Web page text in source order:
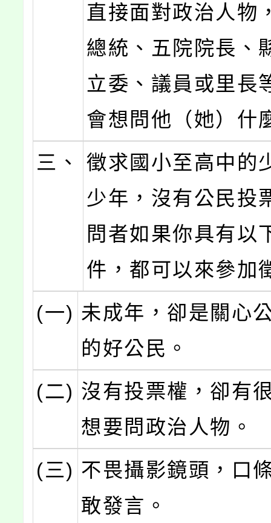
直接面對政治人物
總統、五院院長、
立委、議員或里
會想問他（她）什
三、
徵求國小至高中的
少年，沒有公民投
問者如果你具有以
件，都可以來參加
(一) 未成年，卻是關心
的好公民。
(二) 沒有投票權，卻有
想要問政治人物。
(三) 不畏攝影鏡頭，口
敢發言。